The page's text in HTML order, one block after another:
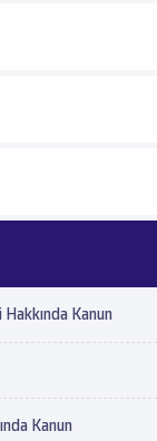
Kanun
Kanun